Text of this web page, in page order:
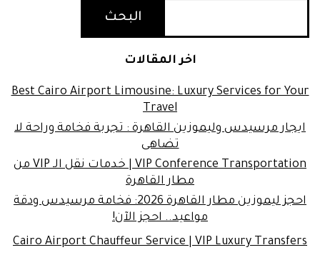
البحث
اخر المقالات
Best Cairo Airport Limousine: Luxury Services for Your
Travel
ايجار مرسيدس وليموزين القاهرة : تجربة فخامة وراحة لا
تضاهى
VIP Conference Transportation | خدمات نقل الـ VIP من
مطار القاهرة
احجز ليموزين مطار القاهرة 2026: فخامة مرسيدس ودقة
مواعيد.. احجز الآن!
Cairo Airport Chauffeur Service | VIP Luxury Transfers